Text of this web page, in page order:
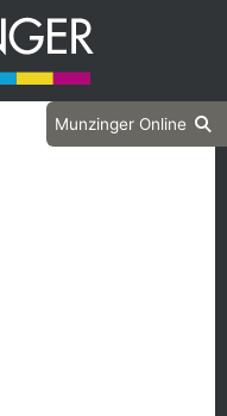
Munzinger Online